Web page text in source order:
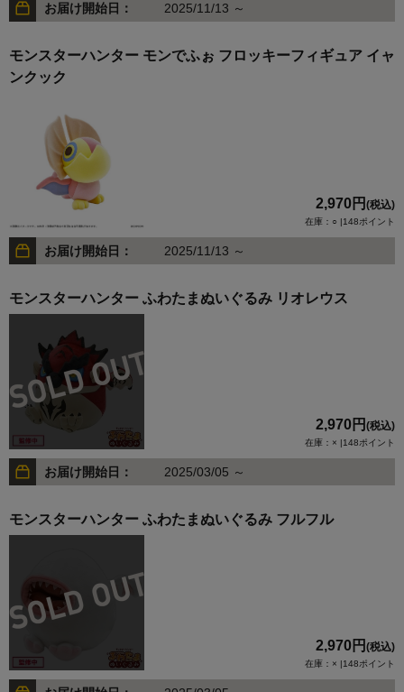
お届け開始日： 2025/11/13 ～
モンスターハンター モンでふぉ フロッキーフィギュア イャ
ンクック
2,970円 (税込)
在庫：○ |148ポイント
お届け開始日： 2025/11/13 ～
モンスターハンター ふわたまぬいぐるみ リオレウス
2,970円 (税込)
在庫：× |148ポイント
お届け開始日： 2025/03/05 ～
モンスターハンター ふわたまぬいぐるみ フルフル
2,970円 (税込)
在庫：× |148ポイント